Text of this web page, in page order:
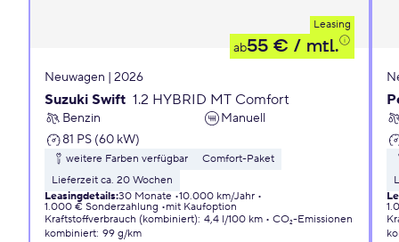
Leasing
ab55 € / mtl.
Neuwagen | 2026
Suzuki Swift 1.2 HYBRID MT Comfort
Benzin
Manuell
81 PS (60 kW)
weitere Farben verfügbar
Comfort-Paket
Lieferzeit ca. 20 Wochen
Leasingdetails:30 Monate 10.000 km/Jahr
1.000 € Sonderzahlung
mit Kaufoption
Kraftstoffverbrauch (kombiniert): 4,4 l/100 km
CO₂-Emissionen
kombiniert: 99 g/km